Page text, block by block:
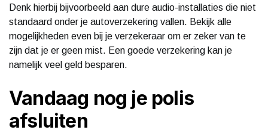
Denk hierbij bijvoorbeeld aan dure audio-installaties die niet
standaard onder je autoverzekering vallen. Bekijk alle
mogelijkheden even bij je verzekeraar om er zeker van te
zijn dat je er geen mist. Een goede verzekering kan je
namelijk veel geld besparen.
Vandaag nog je polis
afsluiten